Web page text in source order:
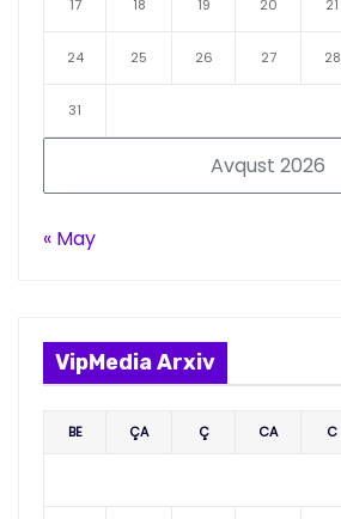
Avqust 2026
17 18 19 20 21
24 25 26 27 28
31
« May
VipMedia Arxiv
BE ÇA Ç CA C